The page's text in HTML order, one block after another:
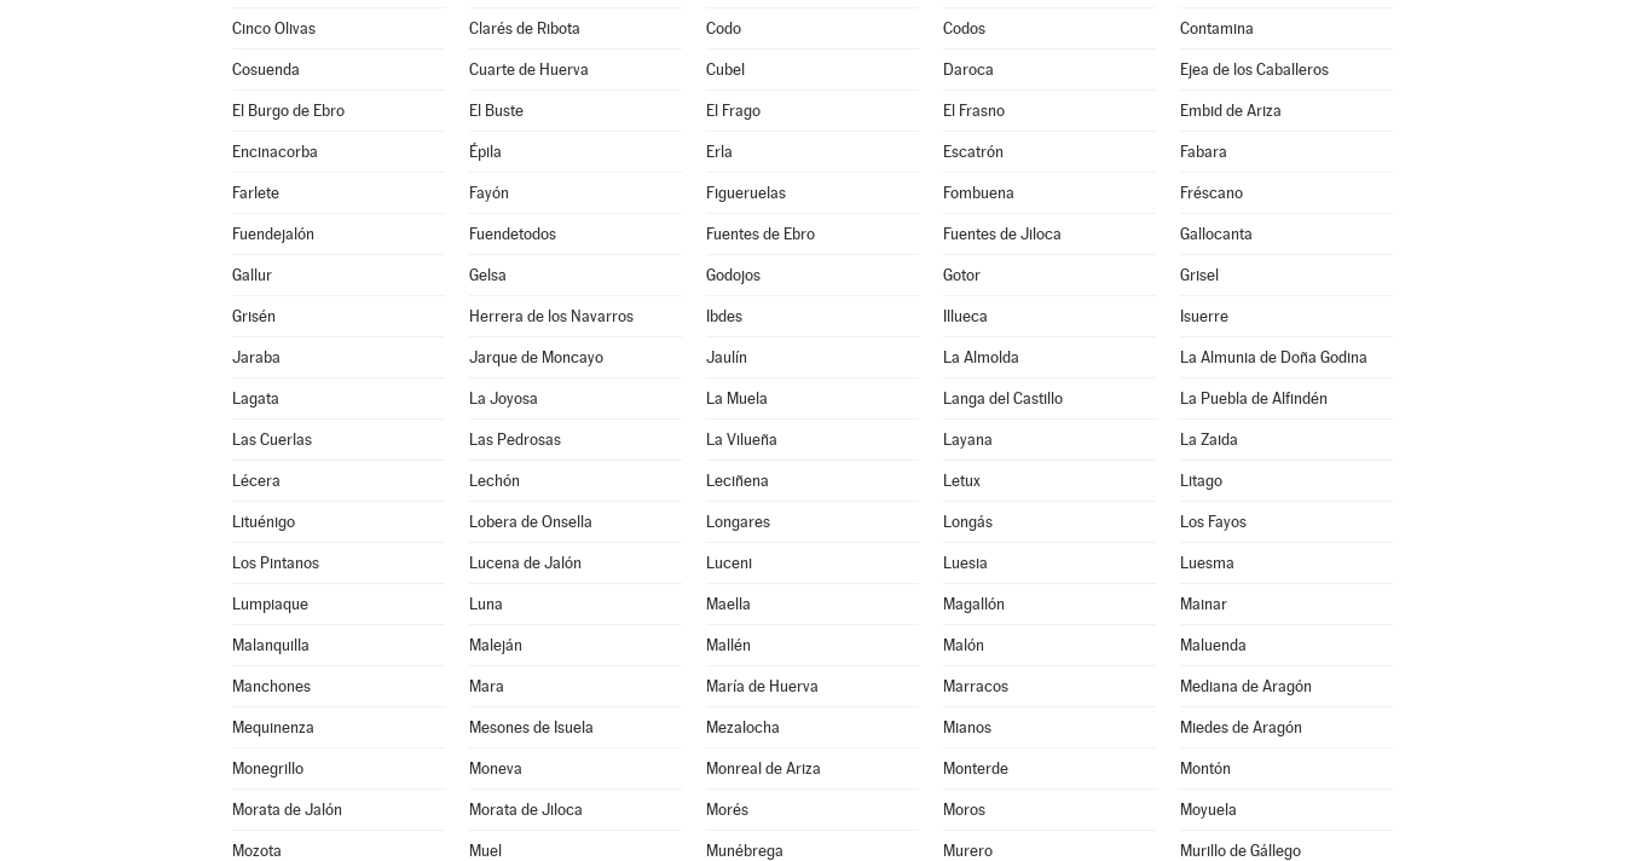
Cinco Olivas Clarés de Ribota Codo Codos Contamina
Cosuenda Cuarte de Huerva Cubel Daroca Ejea de los Caballeros
El Burgo de Ebro El Buste El Frago El Frasno Embid de Ariza
Encinacorba Épila Erla Escatrón Fabara
Farlete Fayón Figueruelas Fombuena Fréscano
Fuendejalón Fuendetodos Fuentes de Ebro Fuentes de Jiloca Gallocanta
Gallur Gelsa Godojos Gotor Grisel
Grisén Herrera de los Navarros Ibdes Illueca Isuerre
Jaraba Jarque de Moncayo Jaulín La Almolda La Almunia de Doña Godina
Lagata La Joyosa La Muela Langa del Castillo La Puebla de Alfindén
Las Cuerlas Las Pedrosas La Vilueña Layana La Zaida
Lécera Lechón Leciñena Letux Litago
Lituénigo Lobera de Onsella Longares Longás Los Fayos
Los Pintanos Lucena de Jalón Luceni Luesia Luesma
Lumpiaque Luna Maella Magallón Mainar
Malanquilla Maleján Mallén Malón Maluenda
Manchones Mara María de Huerva Marracos Mediana de Aragón
Mequinenza Mesones de Isuela Mezalocha Mianos Miedes de Aragón
Monegrillo Moneva Monreal de Ariza Monterde Montón
Morata de Jalón Morata de Jiloca Morés Moros Moyuela
Mozota Muel Munébrega Murero Murillo de Gállego